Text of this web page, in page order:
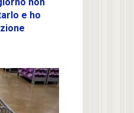
e ho